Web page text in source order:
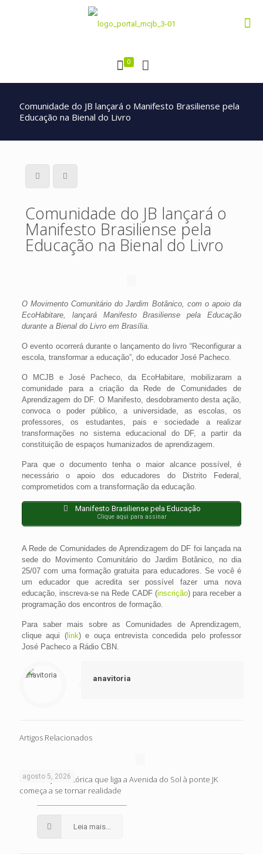
0
Comunidade do JB lançará o Manifesto Brasiliense pela
Educação na Bienal do Livro
Comunidade do JB lançará o
Manifesto Brasiliense pela
Educação na Bienal do Livro
O Movimento Comunitário do Jardim Botânico, com o apoio da
EcoHabitare, lançará Manifesto Brasiliense pela Educação
durante a Bienal do Livro em Brasília.
O evento ocorrerá durante o lançamento do livro “Reconfigurar a
escola, transformar a educação”, do educador José Pacheco.
O MCJB e José Pacheco, da EcoHabitare, mobilizaram a
comunidade para a criação da Rede de Comunidades de
Aprendizagem do DF. O Manifesto, desdobramento desta ação,
convoca o poder público, a universidade, as escolas, os
professores, os estudantes, pais e sociedade a realizar
transformações no sistema educacional do DF, a partir da
constituição de espaços humanizados de aprendizagem.
Para que o documento tenha o maior alcance possível, é
necessário o apoio dos educadores do Distrito Federal,
comprometidos com a transformação da educação.
Manifesto Brasiliense pela Educação
Clique aqui para assinar
A Rede de Comunidades de Aprendizagem do DF foi lançada na
sede do Movimento Comunitário do Jardim Botânico, no dia
25/07 com uma formação gratuita para educadores. Se você é
um educador que acredita ser possível fazer uma nova
educação, inscreva-se na Rede CADF (inscrição) para receber a
programação dos encontros de formação.
Para saber mais sobre as Comunidades de Aprendizagem,
clique aqui (link) e ouça entrevista concedida pelo professor
José Pacheco a Rádio CBN.
anavitoria
Artigos Relacionados
agosto 5, 2026
Intervenção histórica que liga a Avenida do Sol à ponte JK
começa a se tornar realidade
Leia mais...